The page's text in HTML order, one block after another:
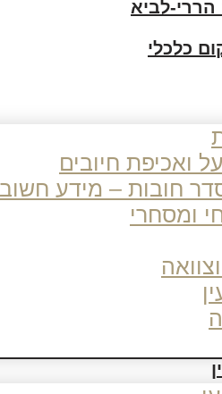
הררי-לביא
כלכלי
ואכיפת חיובים
חובות – מידע
ומסחרי